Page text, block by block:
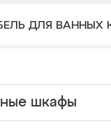
ДЛЯ ВАННЫХ
шкафы